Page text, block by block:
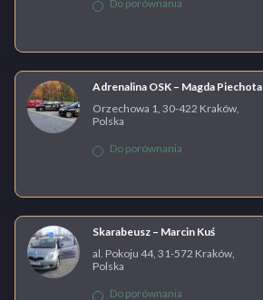
Do porównania
Adrenalina OSK – Magda Piechota
Orzechowa 1, 30-422 Kraków,
Polska
Do porównania
Skarabeusz – Marcin Kuś
al. Pokoju 44, 31-572 Kraków,
Polska
Do porównania